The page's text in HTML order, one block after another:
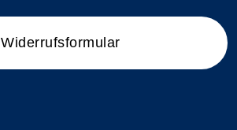
Widerrufsformular